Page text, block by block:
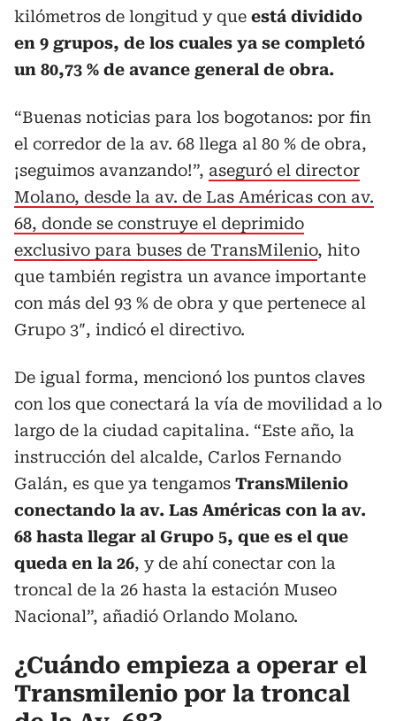
kilómetros de longitud y que está dividido
en 9 grupos, de los cuales ya se completó
un 80,73 % de avance general de obra.
“Buenas noticias para los bogotanos: por fin
el corredor de la av. 68 llega al 80 % de obra,
¡seguimos avanzando!”, aseguró el director
Molano, desde la av. de Las Américas con av.
68, donde se construye el deprimido
exclusivo para buses de TransMilenio, hito
que también registra un avance importante
con más del 93 % de obra y que pertenece al
Grupo 3″, indicó el directivo.
De igual forma, mencionó los puntos claves
con los que conectará la vía de movilidad a lo
largo de la ciudad capitalina. “Este año, la
instrucción del alcalde, Carlos Fernando
Galán, es que ya tengamos TransMilenio
conectando la av. Las Américas con la av.
68 hasta llegar al Grupo 5, que es el que
queda en la 26, y de ahí conectar con la
troncal de la 26 hasta la estación Museo
Nacional”, añadió Orlando Molano.
¿Cuándo empieza a operar el
Transmilenio por la troncal